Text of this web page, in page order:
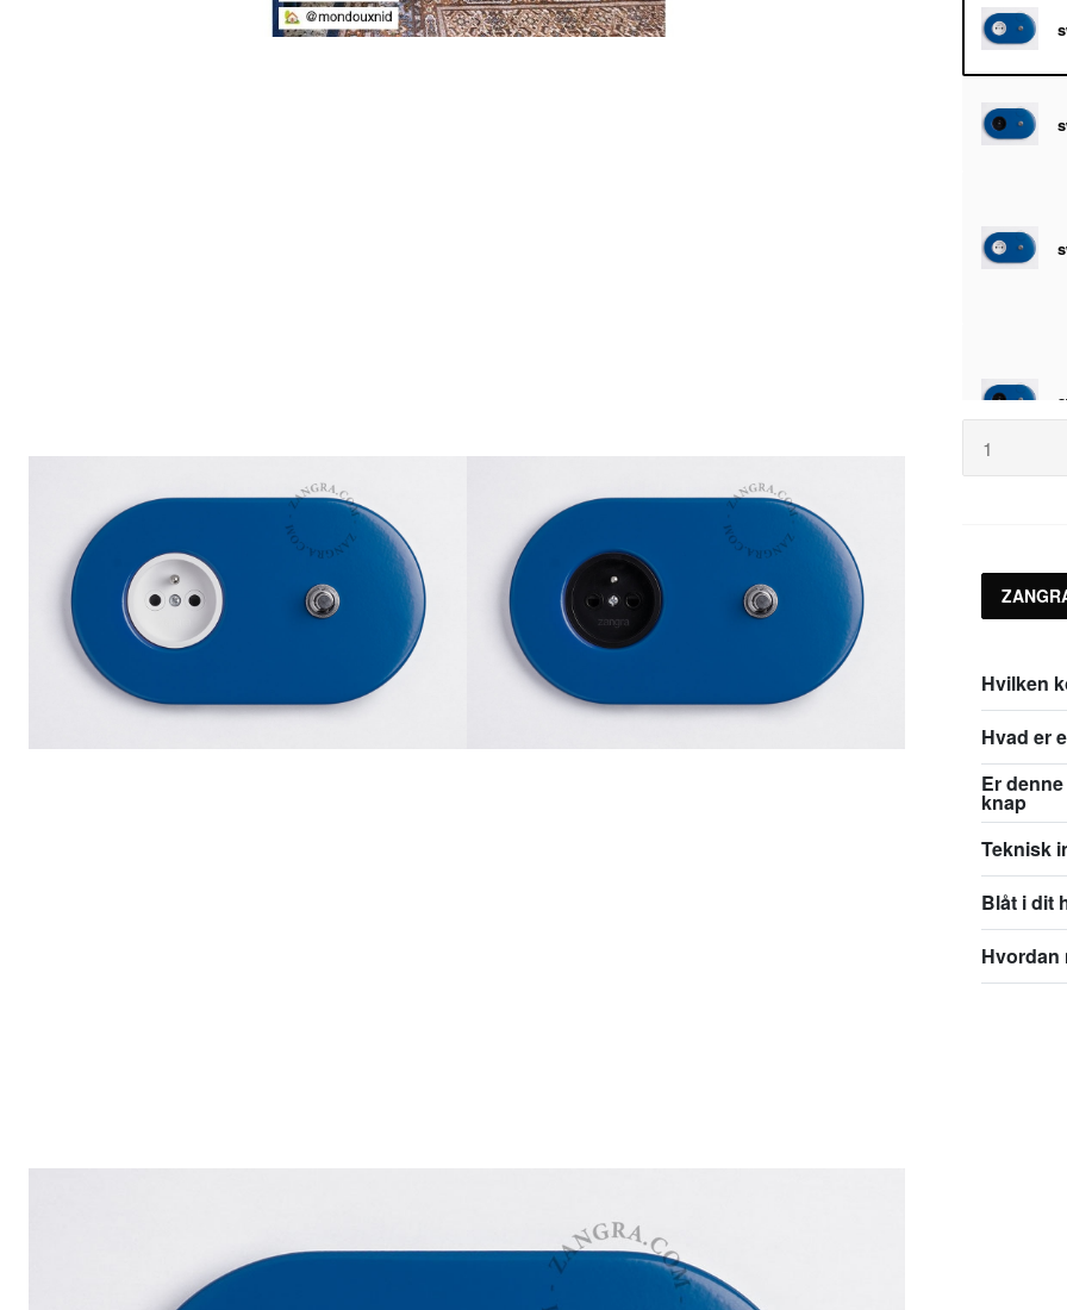
Hvilken
Hvad er
Er denne
knap
Teknisk
Blåt i dit
Hvordan